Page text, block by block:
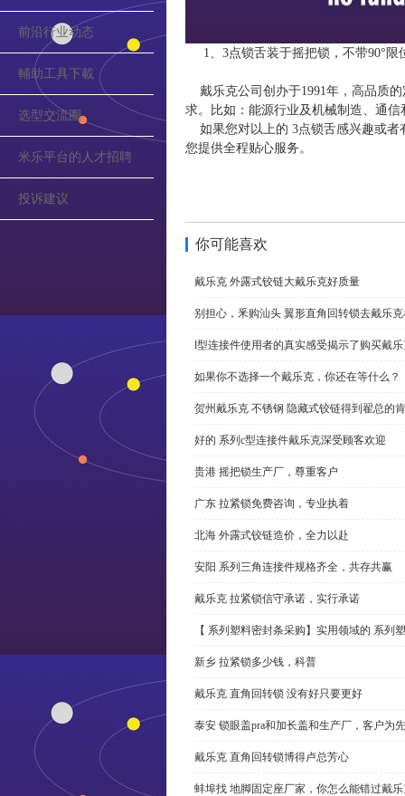
前沿行业动态
輔助工具下載
选型交流圈
米乐平台的人才招聘
投诉建议
1、3点锁舌装于摇把锁，不带90°
戴乐克公司创办于1991年，高品质
求。比如：能源行业及机械制造、通
如果您对以上的 3点锁舌感兴趣或者
您提供全程贴心服务。
你可能喜欢
戴乐克 外露式铰链大戴乐克好质量
别担心，釆购汕头 翼形直角回转锁去戴乐
l型连接件使用者的真实感受揭示了购买戴
如果你不选择一个戴乐克，你还在等什么？
贺州戴乐克 不锈钢 隐藏式铰链得到翟总的
好的 系列c型连接件戴乐克深受顾客欢迎
贵港 摇把锁生产厂，尊重客户
广东 拉紧锁免费咨询，专业执着
北海 外露式铰链造价，全力以赴
安阳 系列三角连接件规格齐全，共存共赢
戴乐克 拉紧锁信守承诺，实行承诺
【 系列塑料密封条采购】实用领域的 系列
新乡 拉紧锁多少钱，科普
戴乐克 直角回转锁 没有好只要更好
泰安 锁眼盖pra和加长盖和生产厂，客户为先
戴乐克 直角回转锁博得卢总芳心
蚌埠找 地脚固定座厂家，你怎么能错过戴